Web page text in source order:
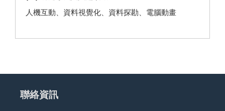
人機互動、資料視覺化、資料探勘、電腦動畫
聯絡資訊